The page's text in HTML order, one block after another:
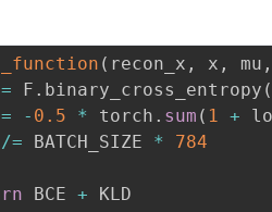
( recon_x , x , mu ,
= F . binary_cross_entropy (
= - 0.5 * torch . sum ( 1 +
/= BATCH_SIZE * 784
BCE +